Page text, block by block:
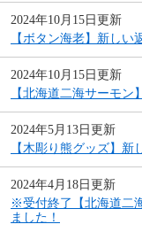
2024年10月15日更新
【ボタン海老】新しい
2024年10月15日更新
【北海道二海サーモン
2024年5月13日更新
【木彫り熊グッズ】新
2024年4月18日更新
※受付終了【北海道二
ました！